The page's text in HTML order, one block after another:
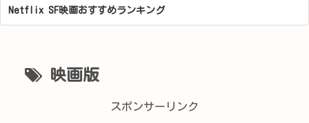
Netflix SF映画おすすめランキング
映画版
スポンサーリンク